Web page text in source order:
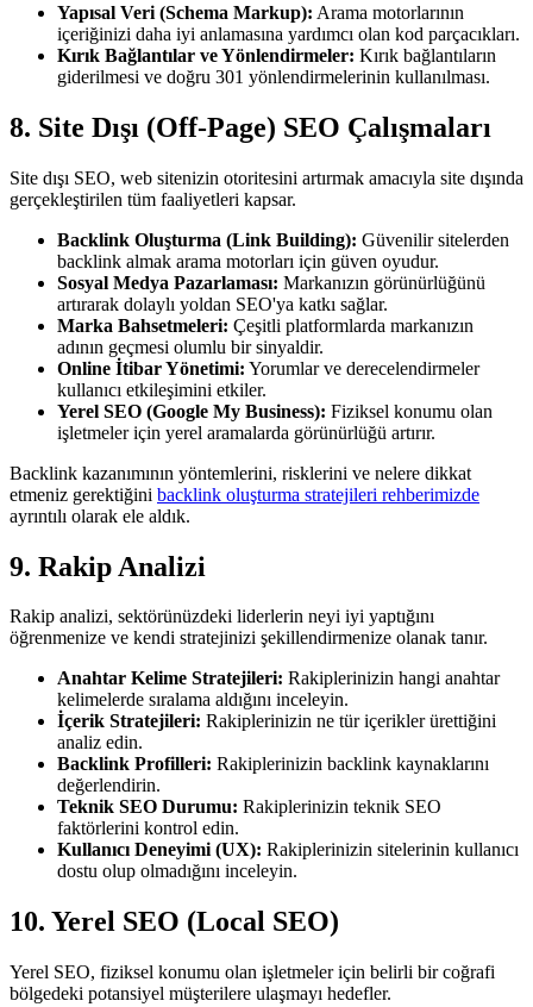
Yapısal Veri (Schema Markup): Arama motorlarının
içeriğinizi daha iyi anlamasına yardımcı olan kod parçacıkları.
Kırık Bağlantılar ve Yönlendirmeler: Kırık bağlantıların
giderilmesi ve doğru 301 yönlendirmelerinin kullanılması.
8. Site Dışı (Off-Page) SEO Çalışmaları
Site dışı SEO, web sitenizin otoritesini artırmak amacıyla site dışında
gerçekleştirilen tüm faaliyetleri kapsar.
Backlink Oluşturma (Link Building): Güvenilir sitelerden
backlink almak arama motorları için güven oyudur.
Sosyal Medya Pazarlaması: Markanızın görünürlüğünü
artırarak dolaylı yoldan SEO'ya katkı sağlar.
Marka Bahsetmeleri: Çeşitli platformlarda markanızın
adının geçmesi olumlu bir sinyaldir.
Online İtibar Yönetimi: Yorumlar ve derecelendirmeler
kullanıcı etkileşimini etkiler.
Yerel SEO (Google My Business): Fiziksel konumu olan
işletmeler için yerel aramalarda görünürlüğü artırır.
Backlink kazanımının yöntemlerini, risklerini ve nelere dikkat
etmeniz gerektiğini backlink oluşturma stratejileri rehberimizde
ayrıntılı olarak ele aldık.
9. Rakip Analizi
Rakip analizi, sektörünüzdeki liderlerin neyi iyi yaptığını
öğrenmenize ve kendi stratejinizi şekillendirmenize olanak tanır.
Anahtar Kelime Stratejileri: Rakiplerinizin hangi anahtar
kelimelerde sıralama aldığını inceleyin.
İçerik Stratejileri: Rakiplerinizin ne tür içerikler ürettiğini
analiz edin.
Backlink Profilleri: Rakiplerinizin backlink kaynaklarını
değerlendirin.
Teknik SEO Durumu: Rakiplerinizin teknik SEO
faktörlerini kontrol edin.
Kullanıcı Deneyimi (UX): Rakiplerinizin sitelerinin kullanıcı
dostu olup olmadığını inceleyin.
10. Yerel SEO (Local SEO)
Yerel SEO, fiziksel konumu olan işletmeler için belirli bir coğrafi
bölgedeki potansiyel müşterilere ulaşmayı hedefler.